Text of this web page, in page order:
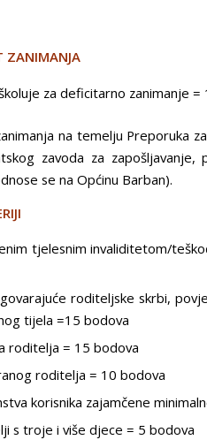
ZANIMANJA
za deficitarno zanimanje =
na temelju Preporuka
zavoda za
se na Općinu Barban).
tjelesnim invaliditetom/
roditeljske skrbi,
tijela =15 bodova
roditelja = 15 bodova
roditelja = 10 bodova
korisnika zajamčene
s troje i više djece = 5 bodova